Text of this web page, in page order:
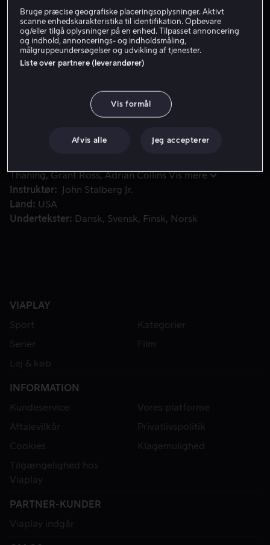
Få Viaplay
Se trailer
Da en hensynsløs bande angriber hans familie, dykker
Da en hensynsløs bande angriber hans familie, dykker
en ex-politihundefører og hans hund ned i byens
Thaning Grant Ross Adrian Collins Vis mere
Instruktør
John Stalberg Jr.
Land
USA
Undertekster
Dansk Svensk Finsk Norsk
VIAPLAY
Sport
Kategorier
Serier
Film
Lej & køb
INFORMATION
Kundeservice
Vores platforme
Aftalevilkår
Privatlivspolitik
Cookies
Klagemulighed
Tilgængelighed hos
Viaplay
PARTNER-KUNDER
Viaplay indgår
Bruge præcise geografiske placeringsoplysninger. Aktivt
scanne enhedskarakteristika til identifikation. Opbevare
og/eller tilgå oplysninger på en enhed. Tilpasset annoncering
og indhold, annoncerings- og indholdsmåling,
målgruppeundersøgelser og udvikling af tjenester.
Liste over partnere (leverandører)
Vis formål
Afvis alle Jeg accepterer